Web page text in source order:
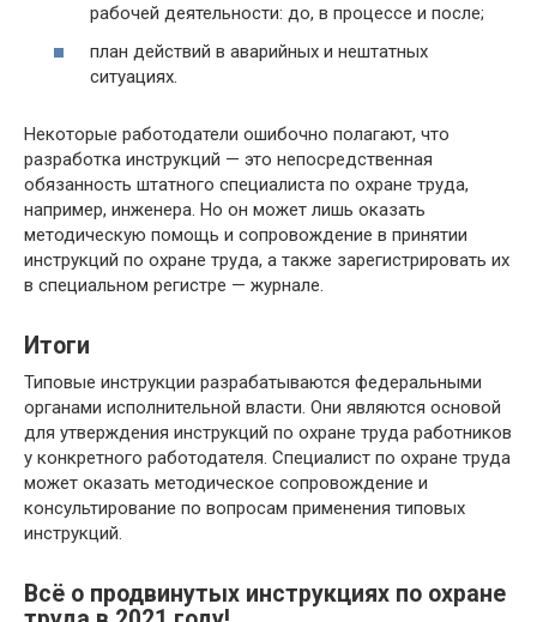
рабочей деятельности: до, в процессе и после;
план действий в аварийных и нештатных
ситуациях.
Некоторые работодатели ошибочно полагают, что
разработка инструкций — это непосредственная
обязанность штатного специалиста по охране труда,
например, инженера. Но он может лишь оказать
методическую помощь и сопровождение в принятии
инструкций по охране труда, а также зарегистрировать их
в специальном регистре — журнале.
Итоги
Типовые инструкции разрабатываются федеральными
органами исполнительной власти. Они являются основой
для утверждения инструкций по охране труда работников
у конкретного работодателя. Специалист по охране труда
может оказать методическое сопровождение и
консультирование по вопросам применения типовых
инструкций.
Всё о продвинутых инструкциях по охране